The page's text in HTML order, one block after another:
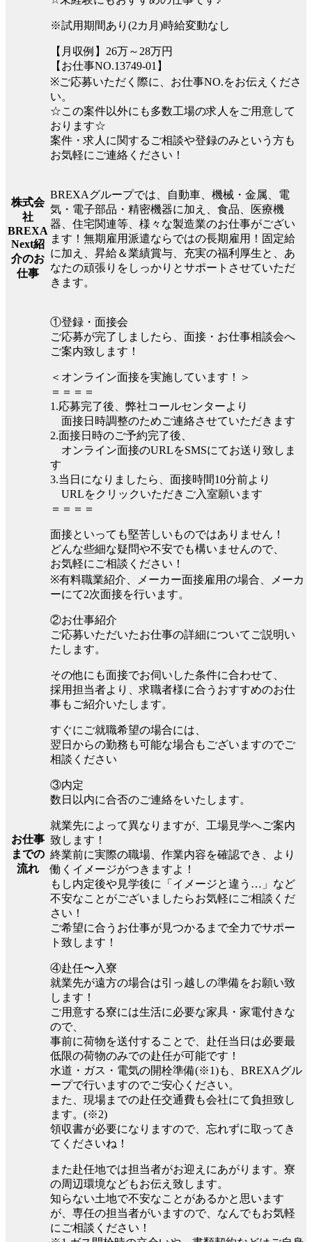
※試用期間あり(2カ月)時給変動なし
【月収例】26万～28万円
【お仕事NO.13749-01】
※ご応募いただく際に、お仕事NO.をお伝えくださ
い。
☆この案件以外にも多数工場の求人をご用意して
おります☆
案件・求人に関するご相談や登録のみという方も
お気軽にご連絡ください！
株式会
社
BREXA
Next紹
介のお
仕事
BREXAグループでは、自動車、機械・金属、電
気・電子部品・精密機器に加え、食品、医療機
器、住宅関連等、様々な製造業のお仕事がござい
ます！無期雇用派遣ならではの長期雇用！固定給
に加え、昇給＆業績賞与、充実の福利厚生と、あ
なたの頑張りをしっかりとサポートさせていただ
きます。
お仕事
までの
流れ
①登録・面接会
ご応募が完了しましたら、面接・お仕事相談会へ
ご案内致します！
＜オンライン面接を実施しています！＞
＝＝＝＝
1.応募完了後、弊社コールセンターより
面接日時調整のためご連絡させていただきます
2.面接日時のご予約完了後、
オンライン面接のURLをSMSにてお送り致しま
す
3.当日になりましたら、面接時間10分前より
URLをクリックいただきご入室願います
＝＝＝＝
面接といっても堅苦しいものではありません！
どんな些細な疑問や不安でも構いませんので、
お気軽にご相談ください！
※有料職業紹介、メーカー面接雇用の場合、メーカ
ーにて2次面接を行います。
②お仕事紹介
ご応募いただいたお仕事の詳細についてご説明い
たします。
その他にも面接でお伺いした条件に合わせて、
採用担当者より、求職者様に合うおすすめのお仕
事もご紹介いたします。
すぐにご就職希望の場合には、
翌日からの勤務も可能な場合もございますのでご
相談ください
③内定
数日以内に合否のご連絡をいたします。
就業先によって異なりますが、工場見学へご案内
致します！
終業前に実際の職場、作業内容を確認でき、より
働くイメージがつきますよ！
もし内定後や見学後に「イメージと違う…」など
不安なことがございましたらお気軽にご相談くだ
さい！
ご希望に合うお仕事が見つかるまで全力でサポー
ト致します！
④赴任〜入寮
就業先が遠方の場合は引っ越しの準備をお願い致
します！
ご用意する寮には生活に必要な家具・家電付きな
ので、
事前に荷物を送付することで、赴任当日は必要最
低限の荷物のみでの赴任が可能です！
水道・ガス・電気の開栓準備(※1)も、BREXAグル
ープで行いますのでご安心ください。
また、現場までの赴任交通費も会社にて負担致し
ます。(※2)
領収書が必要になりますので、忘れずに取ってき
てくださいね！
また赴任地では担当者がお迎えにあがります。寮
の周辺環境などもお伝え致します。
知らない土地で不安なことがあるかと思います
が、専任の担当者がいますので、なんでもお気軽
にご相談ください！